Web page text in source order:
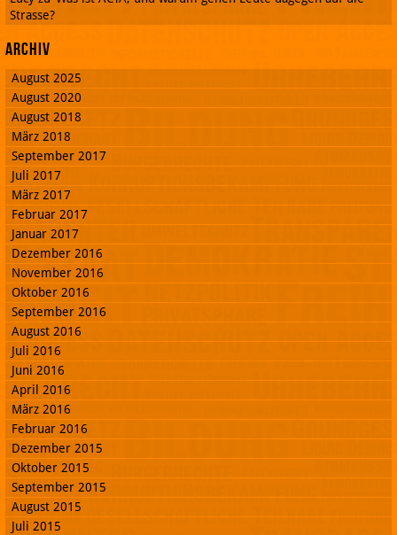
Strasse?
Archiv
August 2025
August 2020
August 2018
März 2018
September 2017
Juli 2017
März 2017
Februar 2017
Januar 2017
Dezember 2016
November 2016
Oktober 2016
September 2016
August 2016
Juli 2016
Juni 2016
April 2016
März 2016
Februar 2016
Dezember 2015
Oktober 2015
September 2015
August 2015
Juli 2015